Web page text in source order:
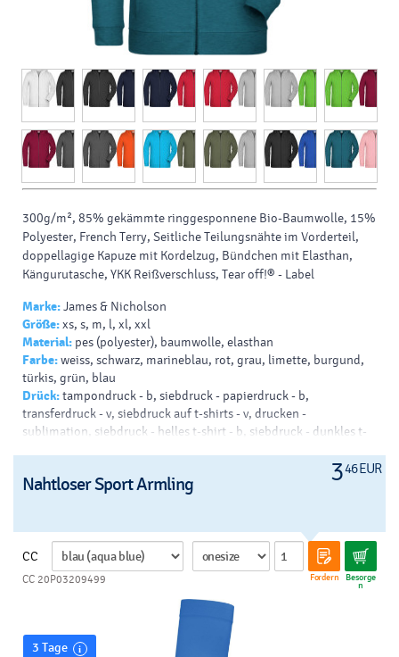
300g/m², 85% gekämmte ringgesponnene Bio-Baumwolle, 15%
Polyester, French Terry, Seitliche Teilungsnähte im Vorderteil,
doppellagige Kapuze mit Kordelzug, Bündchen mit Elasthan,
Kängurutasche, YKK Reißverschluss, Tear off!® - Label
Marke:James & Nicholson
Größe:xs, s, m, l, xl, xxl
Material: pes (polyester), baumwolle, elasthan
Farbe:weiss, schwarz, marineblau, rot, grau, limette, burgund,
türkis, grün, blau
Drück:tampondruck - b, siebdruck - papierdruck - b,
transferdruck - v, siebdruck auf t-shirts - v, drucken -
sublimation, siebdruck - helles t-shirt - b, siebdruck - dunkles t-
346 EUR
Nahtloser Sport Armling
CC
Fordern Besorge
n
CC 20P03209499
3 Tage